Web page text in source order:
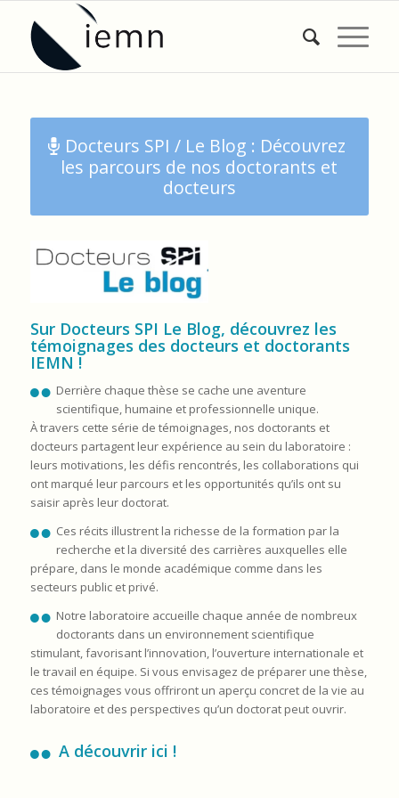
Docteurs SPI / Le Blog : Découvrez
les parcours de nos doctorants et
docteurs
Sur Docteurs SPI Le Blog, découvrez les
témoignages des docteurs et doctorants
IEMN !
Derrière chaque thèse se cache une aventure
scientifique, humaine et professionnelle unique.
À travers cette série de témoignages, nos doctorants et
docteurs partagent leur expérience au sein du laboratoire :
leurs motivations, les défis rencontrés, les collaborations qui
ont marqué leur parcours et les opportunités qu’ils ont su
saisir après leur doctorat.
Ces récits illustrent la richesse de la formation par la
recherche et la diversité des carrières auxquelles elle
prépare, dans le monde académique comme dans les
secteurs public et privé.
Notre laboratoire accueille chaque année de nombreux
doctorants dans un environnement scientifique
stimulant, favorisant l’innovation, l’ouverture internationale et
le travail en équipe. Si vous envisagez de préparer une thèse,
ces témoignages vous offriront un aperçu concret de la vie au
laboratoire et des perspectives qu’un doctorat peut ouvrir.
A découvrir ici !